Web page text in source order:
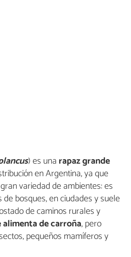
) es una rapaz grande
en Argentina, ya que
variedad de ambientes: es
bosques, en ciudades y suele
de caminos rurales y
alimenta de carroña, pero
pequeños mamíferos y